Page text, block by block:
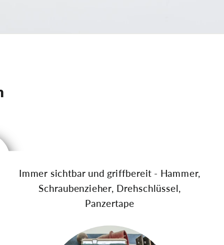
Immer sichtbar und griffbereit - Hammer,
Schraubenzieher, Drehschlüssel,
Panzertape